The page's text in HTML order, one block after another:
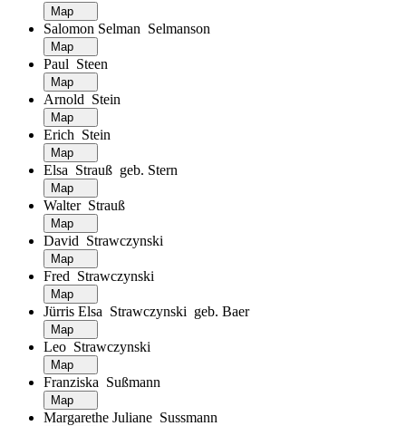
Salomon Selman Selmanson
Paul Steen
Arnold Stein
Erich Stein
Elsa Strauß geb. Stern
Walter Strauß
David Strawczynski
Fred Strawczynski
Jürris Elsa Strawczynski geb. Baer
Leo Strawczynski
Franziska Sußmann
Margarethe Juliane Sussmann